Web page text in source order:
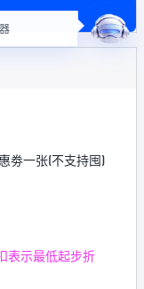
劵一张(不支持囤)
表示最低起步折